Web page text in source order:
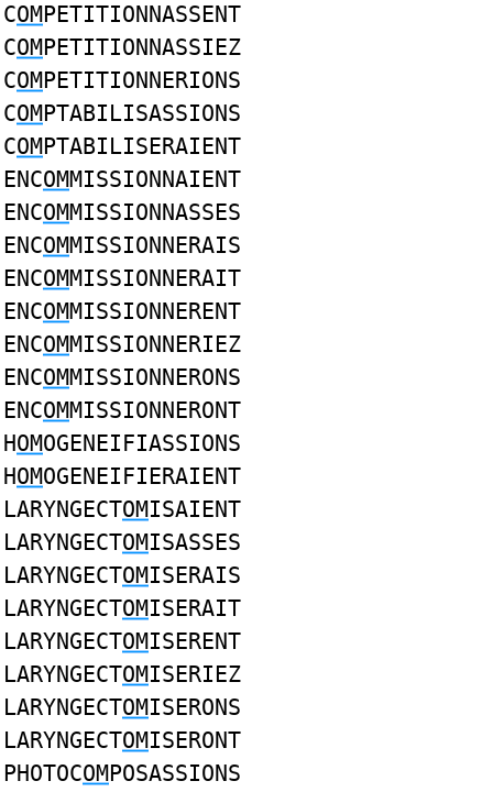
COMPETITIONNASSENT
COMPETITIONNASSIEZ
COMPETITIONNERIONS
COMPTABILISASSIONS
COMPTABILISERAIENT
ENCOMMISSIONNAIENT
ENCOMMISSIONNASSES
ENCOMMISSIONNERAIS
ENCOMMISSIONNERAIT
ENCOMMISSIONNERENT
ENCOMMISSIONNERIEZ
ENCOMMISSIONNERONS
ENCOMMISSIONNERONT
HOMOGENEIFIASSIONS
HOMOGENEIFIERAIENT
LARYNGECTOMISAIENT
LARYNGECTOMISASSES
LARYNGECTOMISERAIS
LARYNGECTOMISERAIT
LARYNGECTOMISERENT
LARYNGECTOMISERIEZ
LARYNGECTOMISERONS
LARYNGECTOMISERONT
PHOTOCOMPOSASSIONS